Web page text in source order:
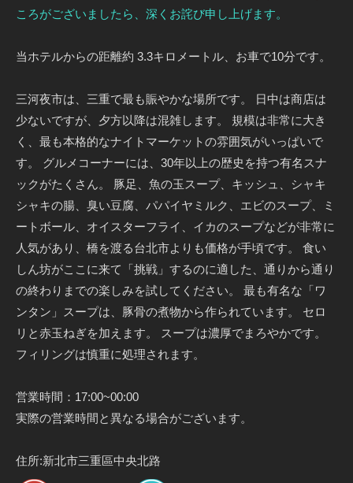
ころがございましたら、深くお詫び申し上げます。
当ホテルからの距離約 3.3キロメートル、お車で10分です。
三河夜市は、三重で最も賑やかな場所です。 日中は商店は
少ないですが、夕方以降は混雑します。 規模は非常に大き
く、最も本格的なナイトマーケットの雰囲気がいっぱいで
す。 グルメコーナーには、30年以上の歴史を持つ有名スナ
ックがたくさん。 豚足、魚の玉スープ、キッシュ、シャキ
シャキの腸、臭い豆腐、パパイヤミルク、エビのスープ、ミ
ートボール、オイスターフライ、イカのスープなどが非常に
人気があり、橋を渡る台北市よりも価格が手頃です。 食い
しん坊がここに来て「挑戦」するのに適した、通りから通り
の終わりまでの楽しみを試してください。 最も有名な「ワ
ンタン」スープは、豚骨の煮物から作られています。 セロ
リと赤玉ねぎを加えます。 スープは濃厚でまろやかです。
フィリングは慎重に処理されます。
営業時間：17:00~00:00
実際の営業時間と異なる場合がございます。
住所:新北市三重區中央北路